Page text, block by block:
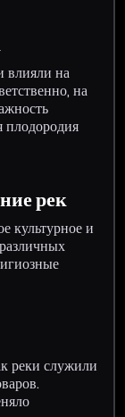
влияли на
на
плодородия
рек
культурное и
реки служили